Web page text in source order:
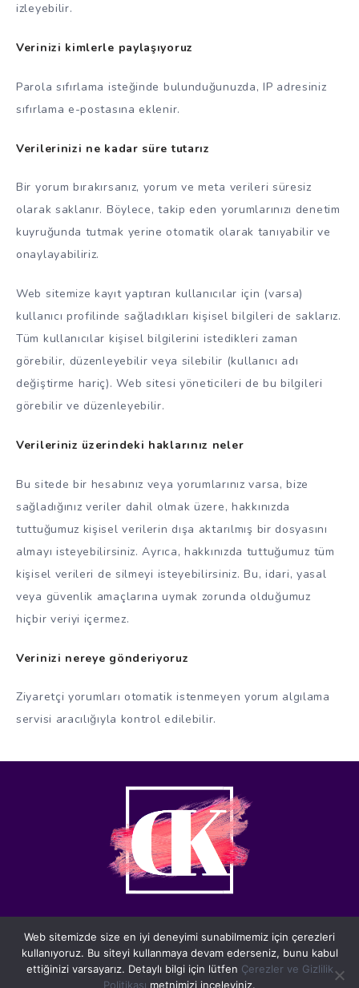
izleyebilir.
Verinizi kimlerle paylaşıyoruz
Parola sıfırlama isteğinde bulunduğunuzda, IP adresiniz
sıfırlama e-postasına eklenir.
Verilerinizi ne kadar süre tutarız
Bir yorum bırakırsanız, yorum ve meta verileri süresiz
olarak saklanır. Böylece, takip eden yorumlarınızı denetim
kuyruğunda tutmak yerine otomatik olarak tanıyabilir ve
onaylayabiliriz.
Web sitemize kayıt yaptıran kullanıcılar için (varsa)
kullanıcı profilinde sağladıkları kişisel bilgileri de saklarız.
Tüm kullanıcılar kişisel bilgilerini istedikleri zaman
görebilir, düzenleyebilir veya silebilir (kullanıcı adı
değiştirme hariç). Web sitesi yöneticileri de bu bilgileri
görebilir ve düzenleyebilir.
Verileriniz üzerindeki haklarınız neler
Bu sitede bir hesabınız veya yorumlarınız varsa, bize
sağladığınız veriler dahil olmak üzere, hakkınızda
tuttuğumuz kişisel verilerin dışa aktarılmış bir dosyasını
almayı isteyebilirsiniz. Ayrıca, hakkınızda tuttuğumuz tüm
kişisel verileri de silmeyi isteyebilirsiniz. Bu, idari, yasal
veya güvenlik amaçlarına uymak zorunda olduğumuz
hiçbir veriyi içermez.
Verinizi nereye gönderiyoruz
Ziyaretçi yorumları otomatik istenmeyen yorum algılama
servisi aracılığıyla kontrol edilebilir.
Deniz Kaya © 2021 | Tüm Hakları Saklıdır. Powered by Luci
Yazılım
Web sitemizde size en iyi deneyimi sunabilmemiz için çerezleri
kullanıyoruz. Bu siteyi kullanmaya devam ederseniz, bunu kabul
ettiğinizi varsayarız. Detaylı bilgi için lütfen Çerezler ve Gizlilik
Politikası metnimizi inceleyiniz.